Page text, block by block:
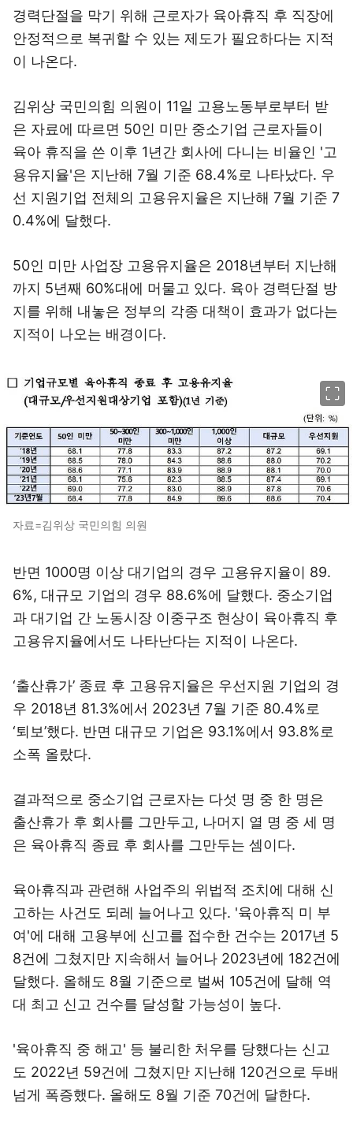
경력단절을 막기 위해 근로자가 육아휴직 후 직장에
안정적으로 복귀할 수 있는 제도가 필요하다는 지적
이 나온다.
김위상 국민의힘 의원이 11일 고용노동부로부터 받
은 자료에 따르면 50인 미만 중소기업 근로자들이
육아 휴직을 쓴 이후 1년간 회사에 다니는 비율인 '고
용유지율'은 지난해 7월 기준 68.4%로 나타났다. 우
선 지원기업 전체의 고용유지율은 지난해 7월 기준 7
0.4%에 달했다.
50인 미만 사업장 고용유지율은 2018년부터 지난해
까지 5년째 60%대에 머물고 있다. 육아 경력단절 방
지를 위해 내놓은 정부의 각종 대책이 효과가 없다는
지적이 나오는 배경이다.
자료=김위상 국민의힘 의원
반면 1000명 이상 대기업의 경우 고용유지율이 89.
6%, 대규모 기업의 경우 88.6%에 달했다. 중소기업
과 대기업 간 노동시장 이중구조 현상이 육아휴직 후
고용유지율에서도 나타난다는 지적이 나온다.
‘출산휴가’ 종료 후 고용유지율은 우선지원 기업의 경
우 2018년 81.3%에서 2023년 7월 기준 80.4%로
‘퇴보’했다. 반면 대규모 기업은 93.1%에서 93.8%로
소폭 올랐다.
결과적으로 중소기업 근로자는 다섯 명 중 한 명은
출산휴가 후 회사를 그만두고, 나머지 열 명 중 세 명
은 육아휴직 종료 후 회사를 그만두는 셈이다.
육아휴직과 관련해 사업주의 위법적 조치에 대해 신
고하는 사건도 되레 늘어나고 있다. '육아휴직 미 부
여'에 대해 고용부에 신고를 접수한 건수는 2017년 5
8건에 그쳤지만 지속해서 늘어나 2023년에 182건에
달했다. 올해도 8월 기준으로 벌써 105건에 달해 역
대 최고 신고 건수를 달성할 가능성이 높다.
'육아휴직 중 해고' 등 불리한 처우를 당했다는 신고
도 2022년 59건에 그쳤지만 지난해 120건으로 두배
넘게 폭증했다. 올해도 8월 기준 70건에 달한다.